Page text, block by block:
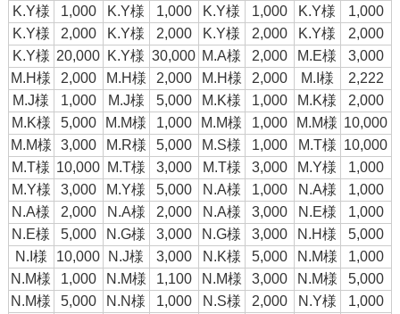
K.Y様
1,000 K.Y様 1,000 K.Y様 1,000 K.Y様
1,000
K.Y様
2,000 K.Y様 2,000 K.Y様 2,000 K.Y様
2,000
K.Y様 20,000 K.Y様 30,000 M.A様 2,000 M.E様
3,000
M.H様
2,000 M.H様 2,000 M.H様 2,000 M.I様
2,222
M.J様
1,000 M.J様 5,000 M.K様 1,000 M.K様
2,000
M.K様
5,000 M.M様 1,000 M.M様 1,000 M.M様 10,000
M.M様
3,000 M.R様 5,000 M.S様 1,000 M.T様 10,000
M.T様 10,000 M.T様 3,000 M.T様 3,000 M.Y様
1,000
M.Y様
3,000 M.Y様 5,000 N.A様 1,000 N.A様
1,000
N.A様
2,000 N.A様 2,000 N.A様 3,000 N.E様
1,000
N.E様
5,000 N.G様 3,000 N.G様 3,000 N.H様
5,000
N.I様
10,000 N.J様 3,000 N.K様 5,000 N.M様
1,000
N.M様
1,000 N.M様 1,100 N.M様 3,000 N.M様
5,000
N.M様
5,000 N.N様 1,000 N.S様 2,000 N.Y様
1,000